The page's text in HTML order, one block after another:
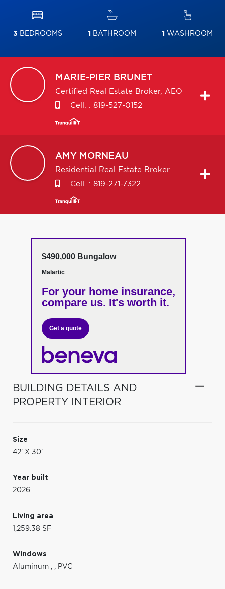
3 BEDROOMS 1 BATHROOM 1 WASHROOM
MARIE-PIER BRUNET
Certified Real Estate Broker, AEO
Cell. : 819-527-0152
AMY MORNEAU
Residential Real Estate Broker
Cell. : 819-271-7322
$490,000 Bungalow
Malartic
For your home insurance,
compare us. It's worth it.
Get a quote
BUILDING DETAILS AND
PROPERTY INTERIOR
Size
42' X 30'
Year built
2026
Living area
1,259.38 SF
Windows
Aluminum , , PVC